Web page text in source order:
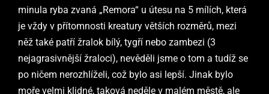
minula ryba zvaná „Remora“ u útesu na 5 mílích, která
je vždy v přítomnosti kreatury větších rozměrů, mezi
něž také patří žralok bílý, tygří nebo zambezi (3
nejagrasivnější žraloci), nevěděli jsme o tom a tudíž se
po ničem nerozhlíželi, což bylo asi lepší. Jinak bylo
moře velmi klidné, taková neděle v malém městě, ale